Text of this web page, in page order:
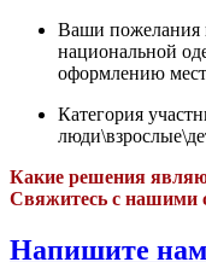
Ваши пожелания
национальной
оформлению
Категория
Какие решения
Свяжитесь с нашими
Напишите